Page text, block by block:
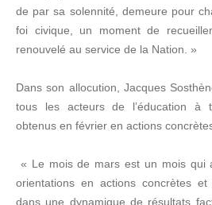
de par sa solennité, demeure pour
foi civique, un moment de
renouvelé au service de la Nation. »
Dans son allocution, Jacques
tous les acteurs de l’éducation à
obtenus en février en actions
« Le mois de mars est un mois qui
orientations en actions concrètes
dans une dynamique de résultats